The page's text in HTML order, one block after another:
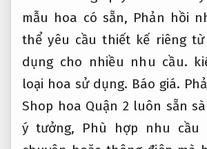
mẫu hoa có sẵn, Phản hồi
thể yêu cầu thiết kế riêng từ
dụng cho nhiều nhu cầu.
loại hoa sử dụng. Báo giá.
Shop hoa Quận 2 luôn sẵn
ý tưởng, Phù hợp nhu cầu